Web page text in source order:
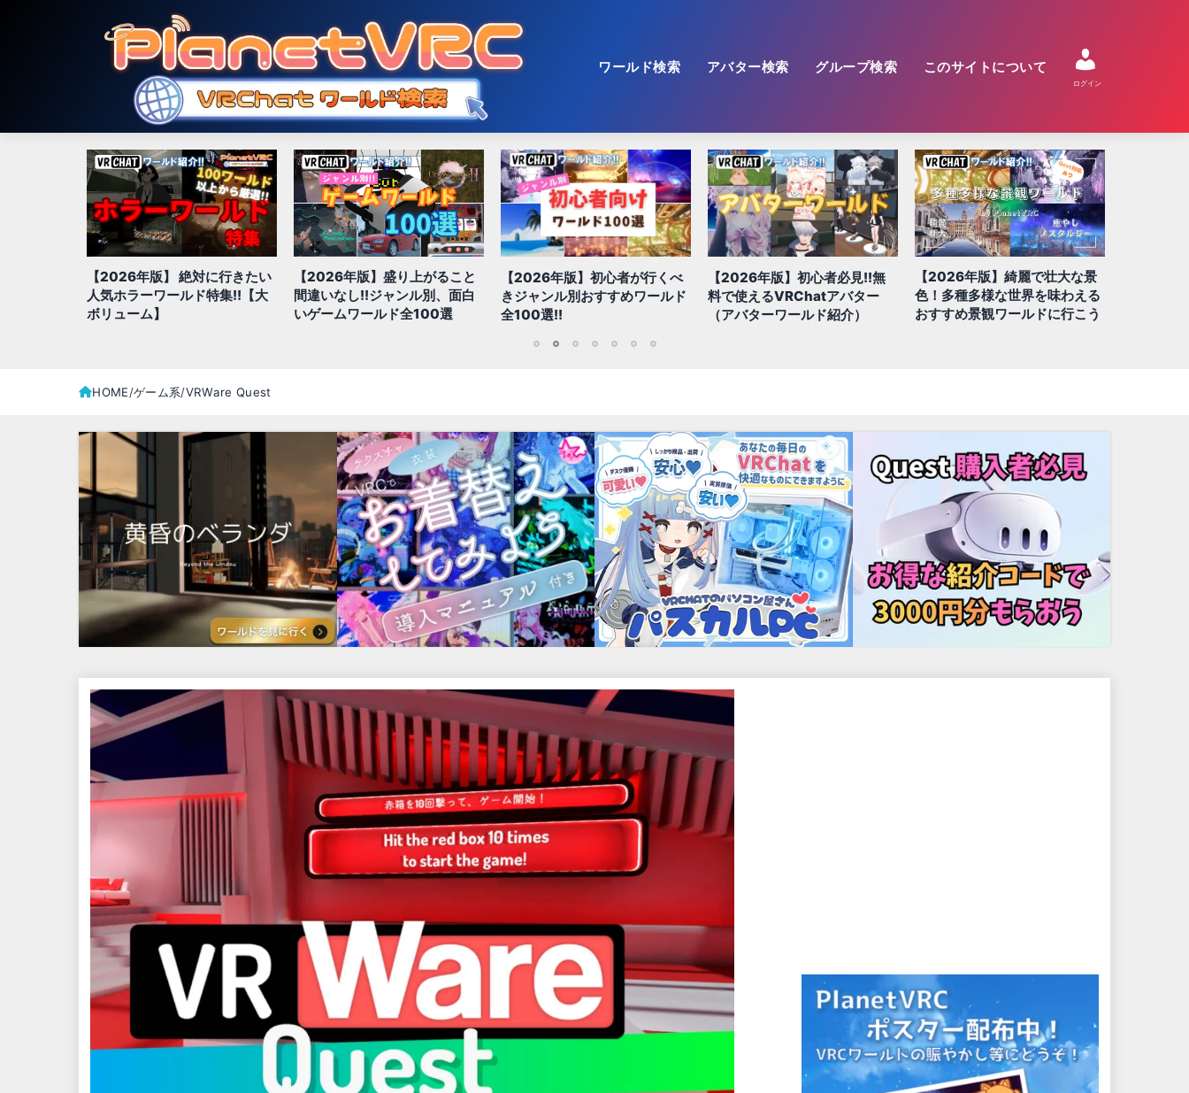
ワールド検索 アバター検索 グループ検索 このサイトについて
ログイン
【2026年版】盛り上がること
間違いなし!!ジャンル別、面白
いゲームワールド全100選
【2026年版】初心者が行くべ
きジャンル別おすすめワールド
全100選!!
【2026年版】初心者必見!!無
料で使えるVRChatアバター
（アバターワールド紹介）
【2026年版】綺麗で壮大な景
色！多種多様な世界を味わえる
おすすめ景観ワールドに行こう
【2026年版】絶対に行きたい
QUEST/スマホ対応ワールド 全
100選!!
HOME ゲーム系 VRWare Quest